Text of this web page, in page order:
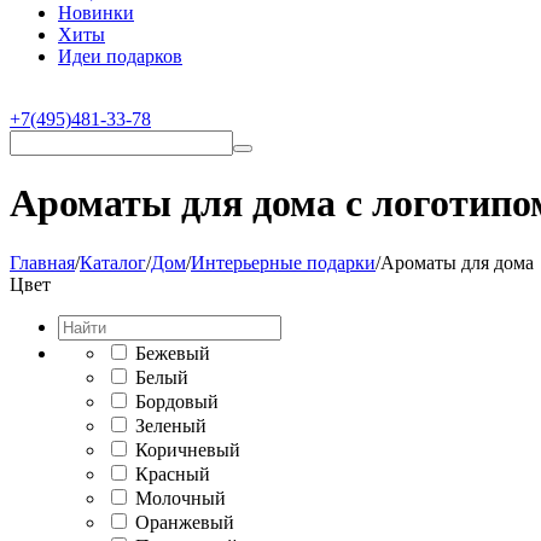
Новинки
Хиты
Идеи подарков
+7(495)481-33-78
Ароматы для дома с
Главная/Каталог/Дом/Интерьерные подарки/Ароматы для дома
Цвет
Бежевый
Белый
Бордовый
Зеленый
Коричневый
Красный
Молочный
Оранжевый